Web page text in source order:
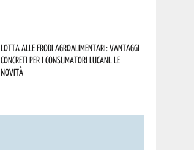
Lotta alle frodi agroalimentari: vantaggi
concreti per i consumatori lucani. Le
novità